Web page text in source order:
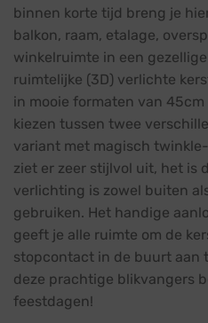
binnen korte tijd breng je
balkon, raam, etalage,
winkelruimte in een
ruimtelijke (3D) verlichte
in mooie formaten van 45cm
kiezen tussen twee
variant met magisch
ziet er zeer stijlvol uit, het is
verlichting is zowel buiten
gebruiken. Het handige
geeft je alle ruimte om de
stopcontact in de buurt aan
deze prachtige blikvangers
feestdagen!